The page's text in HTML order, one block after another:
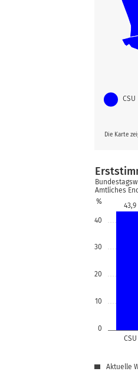
Die Karte
CSU
0
10
20
30
40
%
CSU
43,9
Amtliches
Aktuelle